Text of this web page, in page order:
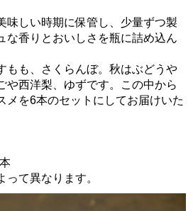
味しい時期に保管し、少量ずつ製
な香りとおいしさを瓶に詰め込ん
もも、さくらんぼ。秋はぶどうや
や西洋梨、ゆずです。この中から
メを6本のセットにしてお届けいた
って異なります。